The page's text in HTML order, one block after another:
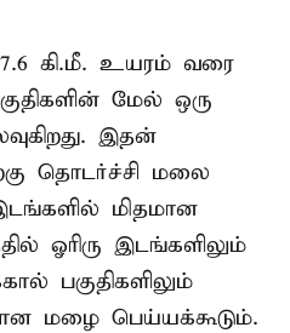
7.6 கி.மீ. உயரம் வரை
மேல் ஒரு
இதன்
தொடர்ச்சி மலை
மிதமான
ஓரிரு இடங்களிலும்
பகுதிகளிலும்
மழை பெய்யக்கூடும்.